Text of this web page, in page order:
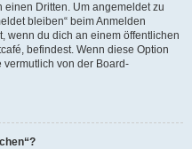
einen Dritten. Um angemeldet zu
bleiben“ beim Anmelden
wenn du dich an einem öffentlichen
befindest. Wenn diese Option
vermutlich von der Board-